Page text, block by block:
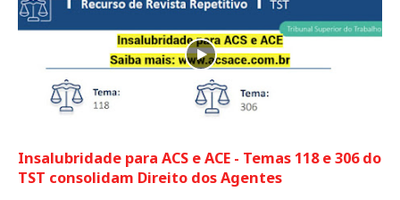
Insalubridade para ACS e ACE - Temas 118 e 306 do
TST consolidam Direito dos Agentes